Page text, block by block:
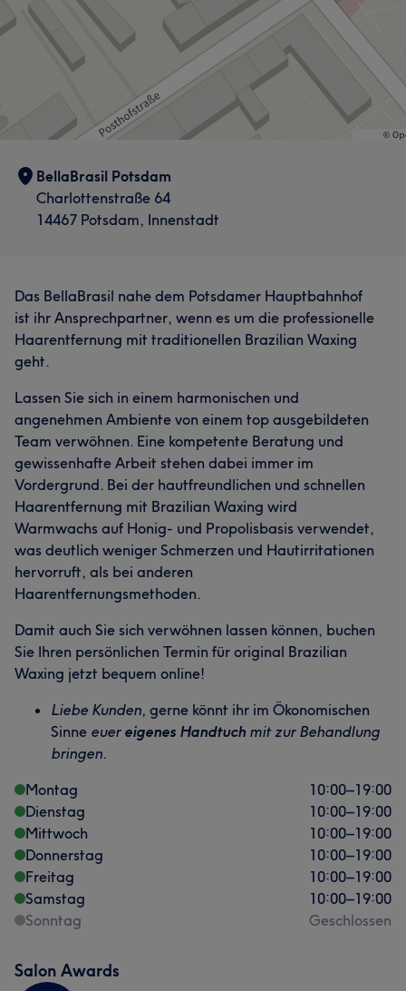
BellaBrasil Potsdam
Charlottenstraße 64
14467 Potsdam, Innenstadt
Das BellaBrasil nahe dem Potsdamer Hauptbahnhof
ist ihr Ansprechpartner, wenn es um die professionelle
Haarentfernung mit traditionellen Brazilian Waxing
geht.
Lassen Sie sich in einem harmonischen und
angenehmen Ambiente von einem top ausgebildeten
Team verwöhnen. Eine kompetente Beratung und
gewissenhafte Arbeit stehen dabei immer im
Vordergrund. Bei der hautfreundlichen und schnellen
Haarentfernung mit Brazilian Waxing wird
Warmwachs auf Honig- und Propolisbasis verwendet,
was deutlich weniger Schmerzen und Hautirritationen
hervorruft, als bei anderen
Haarentfernungsmethoden.
Damit auch Sie sich verwöhnen lassen können, buchen
Sie Ihren persönlichen Termin für original Brazilian
Waxing jetzt bequem online!
Liebe Kunden, gerne könnt ihr im Ökonomischen
Sinne euer eigenes Handtuch mit zur Behandlung
bringen.
Montag
10:00–19:00
Dienstag
10:00–19:00
Mittwoch
10:00–19:00
Donnerstag
10:00–19:00
Freitag
10:00–19:00
Samstag
10:00–19:00
Sonntag
Geschlossen
Salon Awards